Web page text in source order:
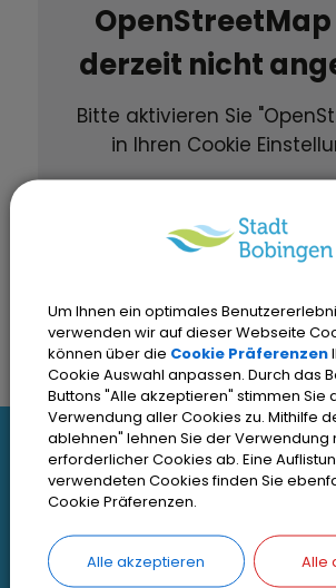
derzeit nicht
Bitte aktivieren Sie
in Ihren Cookie
I
n
t
Interessante Links
Inhaltsverzeichnis
Um Ihnen ein optimales
verwenden wir auf dieser Webseite
können über die Cookie Präferenzen
Cookie Auswahl anpassen. Durch das
Buttons "Alle akzeptieren" stimmen Sie
Verwendung aller Cookies zu. Mithilfe
ablehnen" lehnen Sie der Verwendung
erforderlicher Cookies ab. Eine
verwendeten Cookies finden Sie
Cookie Präferenzen.
Alle akzeptieren Alle